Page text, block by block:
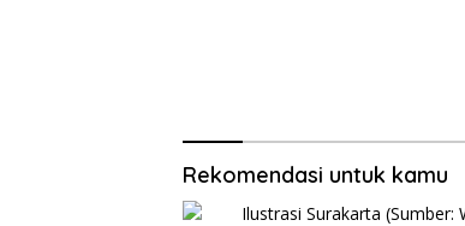
Rekomendasi untuk kamu